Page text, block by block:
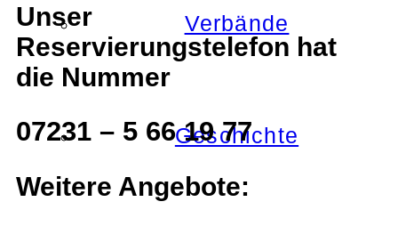
Verbände
Geschichte
Unser
Reservierungstelefon hat
die Nummer
07231 – 5 66 19 77
Weitere Angebote: